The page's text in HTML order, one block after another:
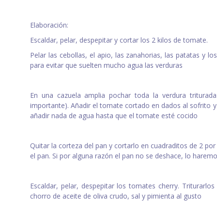
Elaboración:
Escaldar, pelar, despepitar y cortar los 2 kilos de tomate.
Pelar las cebollas, el apio, las zanahorias, las patatas y
para evitar que suelten mucho agua las verduras
En una cazuela amplia pochar toda la verdura
importante). Añadir el tomate cortado en dados al sofrito
añadir nada de agua hasta que el tomate esté cocido
Quitar la corteza del pan y cortarlo en cuadraditos de 2
el pan. Si por alguna razón el pan no se deshace, lo
Escaldar, pelar, despepitar los tomates cherry.
chorro de aceite de oliva crudo, sal y pimienta al gusto